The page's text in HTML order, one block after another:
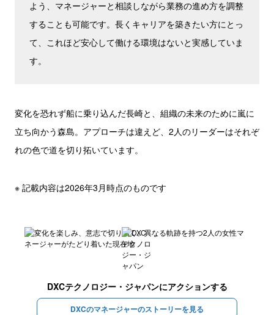
よう、マネージャーと相談しながら業務の進め方を調整
することも可能です。長くキャリアを築きたい方にとっ
て、これほど安心して働ける環境はないと実感していま
す。
変化を恐れず船に乗り込んだ長崎と、組織の未来のために嵐に
立ち向かう森島。アプローチは違えど、2人のリーダーはそれぞ
れの色で道を切り拓いています。
※ 記載内容は2026年3月時点のものです
DXCテクノロジー・ジャパンにアクションする
DXCのマネージャーのストーリーを見る